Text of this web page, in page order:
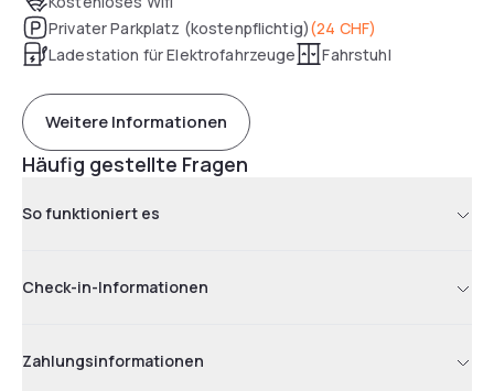
Privater Parkplatz (kostenpflichtig)(24 CHF)
Ladestation für Elektrofahrzeuge
Fahrstuhl
Weitere Informationen
Häufig gestellte Fragen
So funktioniert es
Check-in-Informationen
Zahlungsinformationen